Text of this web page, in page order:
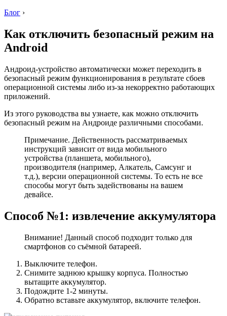
Блог ›
Как отключить безопасный режим на
Android
Андроид-устройство автоматически может переходить в
безопасный режим функционирования в результате сбоев
операционной системы либо из-за некорректно работающих
приложений.
Из этого руководства вы узнаете, как можно отключить
безопасный режим на Андроиде различными способами.
Примечание. Действенность рассматриваемых
инструкций зависит от вида мобильного
устройства (планшета, мобильного),
производителя (например, Алкатель, Самсунг и
т.д.), версии операционной системы. То есть не все
способы могут быть задействованы на вашем
девайсе.
Способ №1: извлечение аккумулятора
Внимание! Данный способ подходит только для
смартфонов со съёмной батареей.
Выключите телефон.
Снимите заднюю крышку корпуса. Полностью
вытащите аккумулятор.
Подождите 1-2 минуты.
Обратно вставьте аккумулятор, включите телефон.